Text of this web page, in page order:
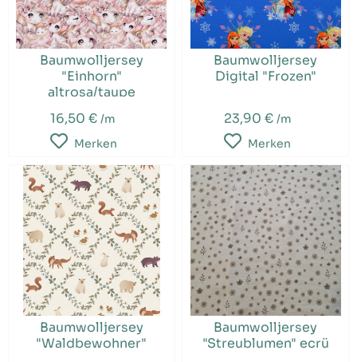
Baumwolljersey
"Einhorn"
altrosa/taupe
16,50 € /m
Merken
Baumwolljersey
Digital "Frozen"
23,90 €/m
Merken
Baumwolljersey
"Waldbewohner"
Baumwolljersey
"Streublumen" ecrü